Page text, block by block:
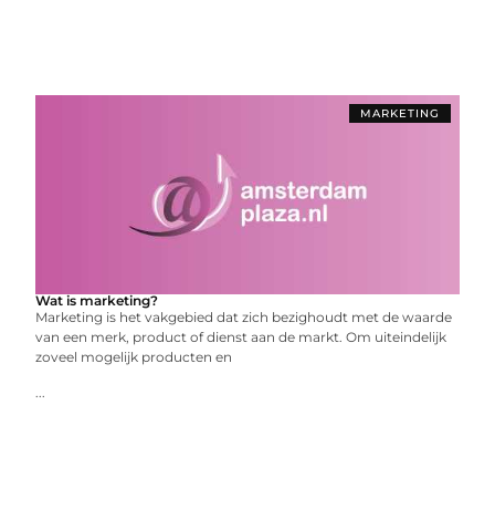
MARKETING
Wat is marketing?
Marketing is het vakgebied dat zich bezighoudt met de waarde
van een merk, product of dienst aan de markt. Om uiteindelijk
zoveel mogelijk producten en
...